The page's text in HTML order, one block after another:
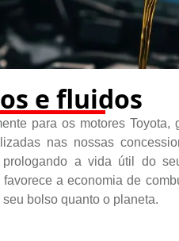
e fluidos
para os motores Toyota,
nas nossas
prologando a vida útil do
a economia de
bolso quanto o planeta.